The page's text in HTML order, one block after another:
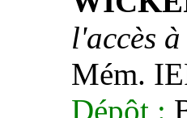
l'accès
Mém.
Dépôt :